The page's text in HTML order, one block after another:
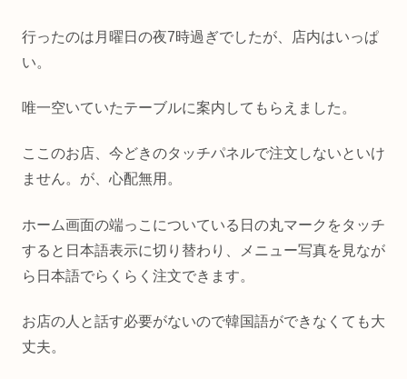
行ったのは月曜日の夜7時過ぎでしたが、店内はいっぱ
い。
唯一空いていたテーブルに案内してもらえました。
ここのお店、今どきのタッチパネルで注文しないといけ
ません。が、心配無用。
ホーム画面の端っこについている日の丸マークをタッチ
すると日本語表示に切り替わり、メニュー写真を見なが
ら日本語でらくらく注文できます。
お店の人と話す必要がないので韓国語ができなくても大
丈夫。